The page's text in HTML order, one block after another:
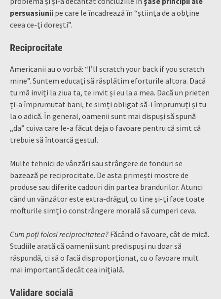
persuasiunii pe care le încadrează în “știința de a obține
ceea ce-ți dorești”.
Reciprocitate
Americanii au o vorbă: “I’ll scratch your back if you scratch
mine”. Suntem educați să răsplătim eforturile altora. Dacă
tu mă inviți la ziua ta, te invit și eu la a mea. Dacă un prieten
ți-a împrumutat bani, te simți obligat să-i împrumuți și tu
la o adică. În general, oamenii sunt mai dispuși să spună
„da” cuiva care le-a făcut deja o favoare pentru că simt că
trebuie să întoarcă gestul.
Multe tehnici de vânzări sau strângere de fonduri se
bazează pe reciprocitate. De asta primești mostre de
produse sau diferite cadouri din partea brandurilor. Atunci
când un vânzător este extra-drăguț cu tine și-ți face toate
mofturile simți o constrângere morală să cumperi ceva.
Cum poți folosi reciprocitatea? Făcând o favoare, cât de mică.
Studiile arată că oamenii sunt predispuși nu doar să
răspundă, ci să o facă disproporționat, cu o favoare mult
mai importantă decât cea inițială.
Validare socială